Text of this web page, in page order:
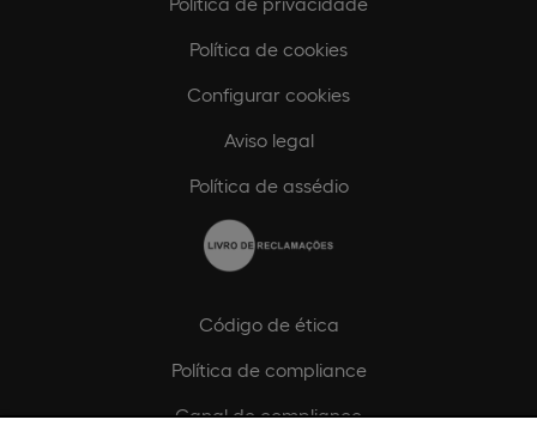
Política de cookies
Configurar cookies
Aviso legal
Política de assédio
Código de ética
Política de compliance
Canal de compliance